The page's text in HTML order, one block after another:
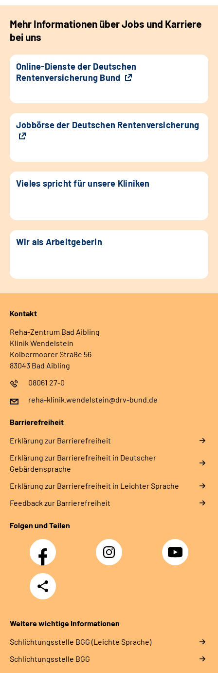
Mehr Informationen über Jobs und Karriere
bei uns
Online-Dienste der Deutschen
Rentenversicherung Bund
Jobbörse der Deutschen Rentenversicherung
Vieles spricht für unsere Kliniken
Wir als Arbeitgeberin
Kontakt
Reha-Zentrum Bad Aibling
Klinik Wendelstein
Kolbermoorer Straße 56
83043 Bad Aibling
08061 27-0
reha-klinik.wendelstein@drv-bund.de
Barrierefreiheit
Erklärung zur Barrierefreiheit
Erklärung zur Barrierefreiheit in Deutscher
Gebärdensprache
Erklärung zur Barrierefreiheit in Leichter Sprache
Feedback zur Barrierefreiheit
Folgen und Teilen
Facebook Instagram YouTube
Teilen
Weitere wichtige Informationen
Schlich­tungs­stel­le BGG (Leichte Sprache)
Schlich­tungs­stel­le BGG